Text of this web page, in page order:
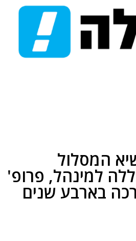
המסלול
למינהל, פרופ'
בארבע שנים